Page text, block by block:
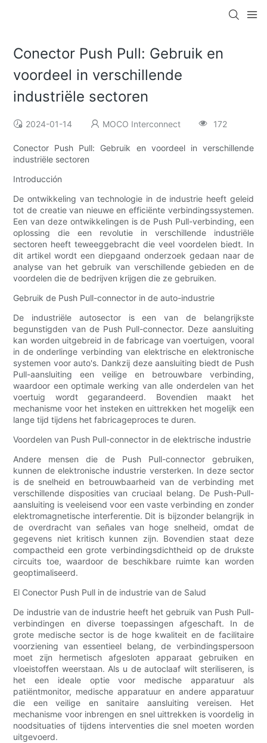
Conector Push Pull: Gebruik en
voordeel in verschillende
industriële sectoren
2024-01-14 MOCO Interconnect 172
Conector Push Pull: Gebruik en voordeel in verschillende
industriële sectoren
Introducción
De ontwikkeling van technologie in de industrie heeft geleid
tot de creatie van nieuwe en efficiënte verbindingssystemen.
Een van deze ontwikkelingen is de Push Pull-verbinding, een
oplossing die een revolutie in verschillende industriële
sectoren heeft teweeggebracht die veel voordelen biedt. In
dit artikel wordt een diepgaand onderzoek gedaan naar de
analyse van het gebruik van verschillende gebieden en de
voordelen die de bedrijven krijgen die ze gebruiken.
Gebruik de Push Pull-connector in de auto-industrie
De industriële autosector is een van de belangrijkste
begunstigden van de Push Pull-connector. Deze aansluiting
kan worden uitgebreid in de fabricage van voertuigen, vooral
in de onderlinge verbinding van elektrische en elektronische
systemen voor auto's. Dankzij deze aansluiting biedt de Push
Pull-aansluiting een veilige en betrouwbare verbinding,
waardoor een optimale werking van alle onderdelen van het
voertuig wordt gegarandeerd. Bovendien maakt het
mechanisme voor het insteken en uittrekken het mogelijk een
lange tijd tijdens het fabricageproces te duren.
Voordelen van Push Pull-connector in de elektrische industrie
Andere mensen die de Push Pull-connector gebruiken,
kunnen de elektronische industrie versterken. In deze sector
is de snelheid en betrouwbaarheid van de verbinding met
verschillende disposities van cruciaal belang. De Push-Pull-
aansluiting is veeleisend voor een vaste verbinding en zonder
elektromagnetische interferentie. Dit is bijzonder belangrijk in
de overdracht van señales van hoge snelheid, omdat de
gegevens niet kritisch kunnen zijn. Bovendien staat deze
compactheid een grote verbindingsdichtheid op de drukste
circuits toe, waardoor de beschikbare ruimte kan worden
geoptimaliseerd.
El Conector Push Pull in de industrie van de Salud
De industrie van de industrie heeft het gebruik van Push Pull-
verbindingen en diverse toepassingen afgeschaft. In de
grote medische sector is de hoge kwaliteit en de facilitaire
voorziening van essentieel belang, de verbindingspersoon
moet zijn hermetisch afgesloten apparaat gebruiken en
vloeistoffen weerstaan. Als u de autoclaaf wilt steriliseren, is
het een ideale optie voor medische apparatuur als
patiëntmonitor, medische apparatuur en andere apparatuur
die een veilige en sanitaire aansluiting vereisen. Het
mechanisme voor inbrengen en snel uittrekken is voordelig in
noodsituaties of tijdens interventies die snel moeten worden
uitgevoerd.